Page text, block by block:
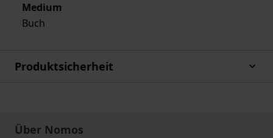
Medium
Buch
Produktsicherheit
Über Nomos